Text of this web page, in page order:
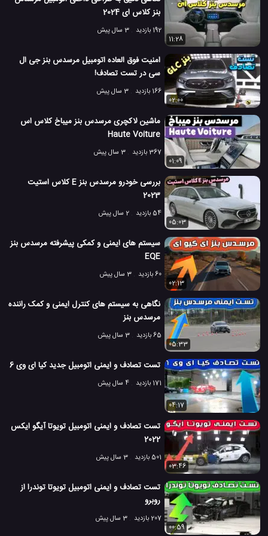
بنز کلاس ای 2024
192 بازدید
3 سال پیش
11:28
امنیت فوق العاده اتومبیل مرسدس بنز جی ال
سی در تست تصادف!
166 بازدید
3 سال پیش
02:00
ماشین لاکچری مرسدس بنز میباخ کلاس اس
Haute Voiture
367 بازدید
3 سال پیش
01:09
بررسی خودرو مرسدس بنز E کلاس استیت
2023
54 بازدید
2 سال پیش
05:03
سیستم های ایمنی و کمکی پیشرفته مرسدس بنز
EQE
60 بازدید
3 سال پیش
02:13
نگاهی به سیستم های کنترل ایمنی و کمک راننده
مرسدس بنز
65 بازدید
3 سال پیش
05:33
تست تصادف و ایمنی اتومبیل جدید کیا ای وی 6
171 بازدید 4 سال پیش
04:17
تست تصادف و ایمنی اتومبیل تویوتا آیگو ایکس
2022
501 بازدید
3 سال پیش
03:46
تست تصادف و ایمنی اتومبیل تویوتا توندرا از
روبرو
207 بازدید
3 سال پیش
00:59